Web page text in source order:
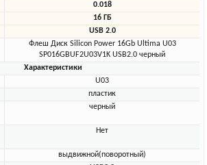
0.018
16 ГБ
USB 2.0
Флеш Диск Silicon Power 16Gb Ultima U03
SP016GBUF2U03V1K USB2.0 черный
Характеристики
U03
пластик
черный
Нет
выдвижной(поворотный)